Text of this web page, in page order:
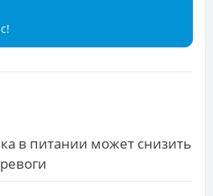
в питании может снизить